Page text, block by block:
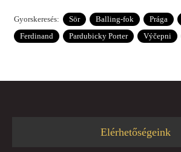
Gyorskeresés: Sör Balling-fok Prága
Ferdinand
Pardubicky Porter Výčepni
Elérhetőségeink